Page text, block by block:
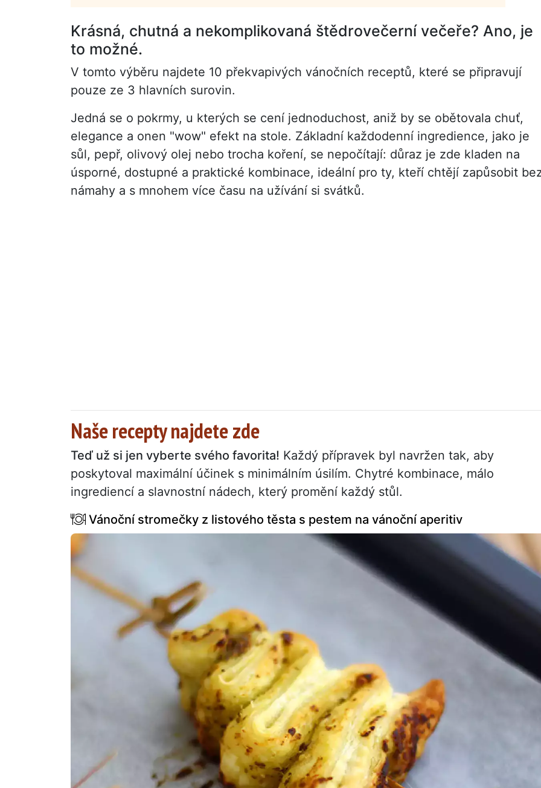
Krásná, chutná a nekomplikovaná štědrovečerní večeře? Ano, je
to možné.
V tomto výběru najdete 10 překvapivých vánočních receptů, které se připravují
pouze ze 3 hlavních surovin.
Jedná se o pokrmy, u kterých se cení jednoduchost, aniž by se obětovala chuť,
elegance a onen "wow" efekt na stole. Základní každodenní ingredience, jako je
sůl, pepř, olivový olej nebo trocha koření, se nepočítají: důraz je zde kladen na
úsporné, dostupné a praktické kombinace, ideální pro ty, kteří chtějí zapůsobit
námahy a s mnohem více času na užívání si svátků.
Naše recepty najdete zde
Teď už si jen vyberte svého favorita! Každý přípravek byl navržen tak, aby
poskytoval maximální účinek s minimálním úsilím. Chytré kombinace, málo
ingrediencí a slavnostní nádech, který promění každý stůl.
Vánoční stromečky z listového těsta s pestem na vánoční aperitiv